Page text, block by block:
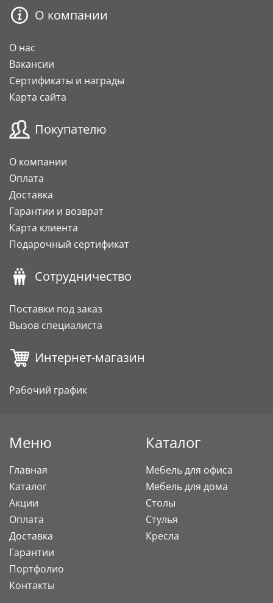
О компании
О нас
Вакансии
Сертификаты и награды
Карта сайта
Покупателю
О компании
Оплата
Доставка
Гарантии и возврат
Карта клиента
Подарочный сертификат
Сотрудничество
Поставки под заказ
Вызов специалиста
Интернет-магазин
Рабочий график
Меню
Главная
Каталог
Акции
Оплата
Доставка
Гарантии
Портфолио
Контакты
Каталог
Мебель для офиса
Мебель для дома
Столы
Стулья
Кресла